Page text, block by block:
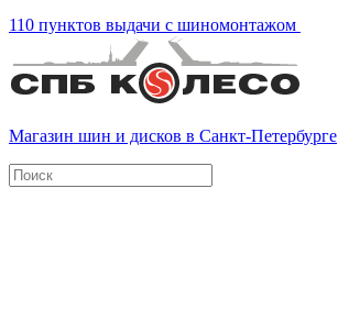
110 пунктов выдачи с шиномонтажом
Магазин шин и дисков в Санкт-Петербурге